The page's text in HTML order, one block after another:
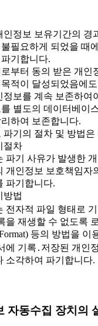
정보 보유기간의 경
필요하게 되었을 때
기합니다.
부터 동의 받은 개인
적이 달성되었음에
정보를 계속 보존하여
별도의 데이터베이
하여 보존합니다.
기의 절차 및 방법은
절차
파기 사유가 발생한
개인정보 보호책임자
파기합니다.
방법
전자적 파일 형태로
을 재생할 수 없도록
등의 방법을 이
에 기록․저장된 개인
소각하여 파기합니다.
자동수집 장치의